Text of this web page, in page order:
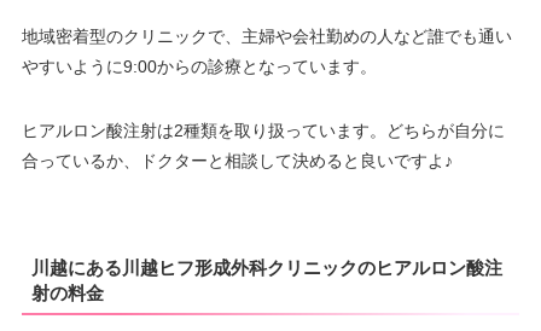
地域密着型のクリニックで、主婦や会社勤めの人など誰でも通い
やすいように9:00からの診療となっています。
ヒアルロン酸注射は2種類を取り扱っています。どちらが自分に
合っているか、ドクターと相談して決めると良いですよ♪
川越にある川越ヒフ形成外科クリニックのヒアルロン酸注
射の料金